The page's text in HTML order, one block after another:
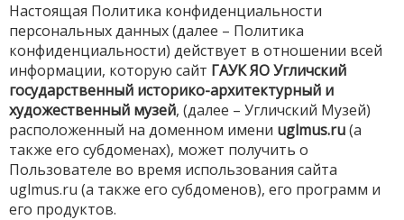
Настоящая Политика конфиденциальности
персональных данных (далее – Политика
конфиденциальности) действует в отношении всей
информации, которую сайт ГАУК ЯО Угличский
государственный историко-архитектурный и
художественный музей, (далее – Угличский Музей)
расположенный на доменном имени uglmus.ru(а
также его субдоменах), может получить о
Пользователе во время использования сайта
uglmus.ru (а также его субдоменов), его программ и
его продуктов.